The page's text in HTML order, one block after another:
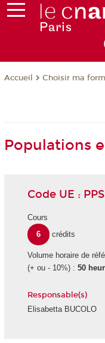
Accueil Choisir ma
Populations
Code UE :
Cours
6
crédits
Volume horaire de
(+ ou - 10%) : 50
Responsable(s)
Elisabetta BUCOLO